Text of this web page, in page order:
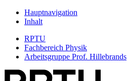
Hauptnavigation
Inhalt
RPTU
Fachbereich Physik
Arbeitsgruppe Prof. Hillebrands